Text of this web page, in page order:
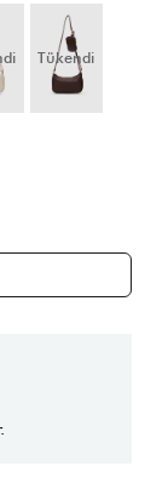
Tükendi